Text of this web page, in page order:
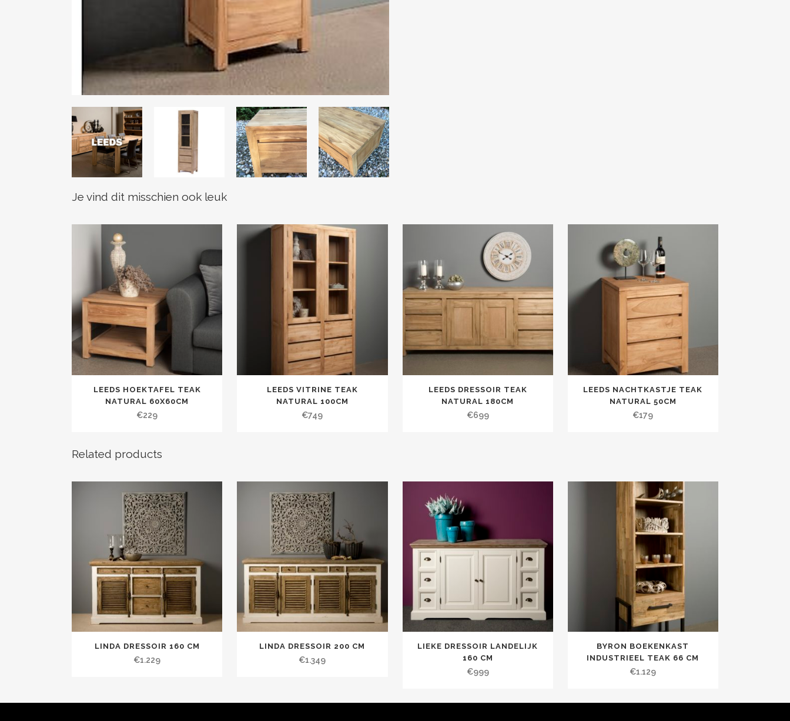
Je vind dit misschien ook leuk
LEEDS HOEKTAFEL TEAK
NATURAL 60X60CM
€229
LEEDS VITRINE TEAK
NATURAL 100CM
€749
LEEDS DRESSOIR TEAK
NATURAL 180CM
€699
LEEDS NACHTKASTJE TEAK
NATURAL 50CM
€179
Related products
LINDA DRESSOIR 160 CM
€1.229
LINDA DRESSOIR 200 CM
€1.349
LIEKE DRESSOIR LANDELIJK
160 CM
€999
BYRON BOEKENKAST
INDUSTRIEEL TEAK 66 CM
€1.129